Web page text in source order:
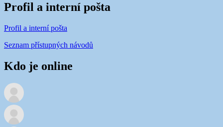
Profil a interní pošta
Profil a interní pošta
Seznam přístupných návodů
Kdo je online